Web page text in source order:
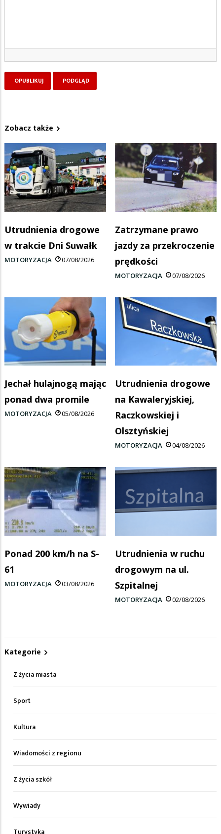
Zobacz także
Utrudnienia drogowe
w trakcie Dni Suwałk
MOTORYZACJA 07/08/2026
Zatrzymane prawo
jazdy za przekroczenie
prędkości
MOTORYZACJA 07/08/2026
Jechał hulajnogą mając
ponad dwa promile
MOTORYZACJA 05/08/2026
Utrudnienia drogowe
na Kawaleryjskiej,
Raczkowskiej i
Olsztyńskiej
MOTORYZACJA 04/08/2026
Ponad 200 km/h na S-
61
MOTORYZACJA 03/08/2026
Utrudnienia w ruchu
drogowym na ul.
Szpitalnej
MOTORYZACJA 02/08/2026
Kategorie
Z życia miasta
Sport
Kultura
Wiadomości z regionu
Z życia szkół
Wywiady
Turystyka